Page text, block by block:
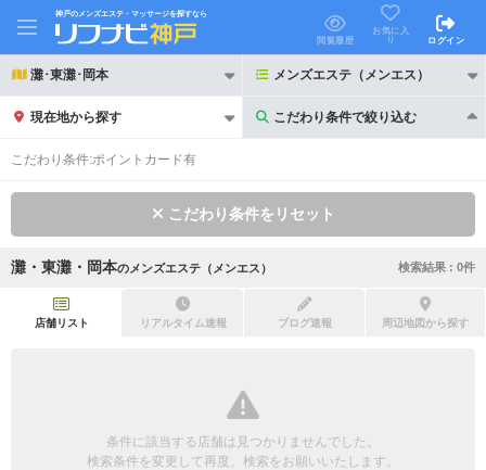
神戸のメンズエステ・マッサージを探すなら
閲覧履歴
お気に入
り
ログイン
灘･東灘･岡本 メンズエステ（メンエス）
現在地から探す こだわり条件で絞り込む
こだわり条件で絞り込む
初回割引あり リピーター割引あり
団体様歓迎
こだわり条件:ポイントカード有
こだわり条件をリセット
灘・東灘・岡本の メンズエステ（メンエス） 検索結果 : 0件
店舗リスト リアルタイム速報 ブログ速報 周辺地図から探す
条件に該当する店舗は見つかりませんでした。
検索条件を変更して再度、検索をお願いいたします。